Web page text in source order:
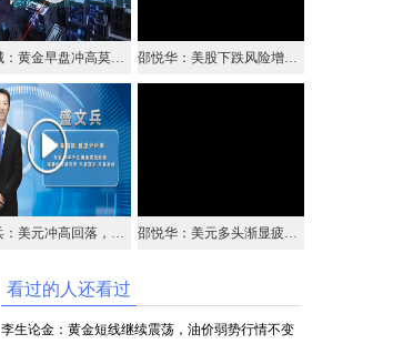
金都城：黄金早盘冲高莫追，留意调整出现 邵悦华：美股下跌风险增加 避险品种值得关注
盛文兵：美元冲高回落，欧元1.1120区域多 邵悦华：美元多头渐显疲态 黄金重点关注突破机会
看过的人还看过
李生论金：黄金短线继续震荡，油价弱势行情不变